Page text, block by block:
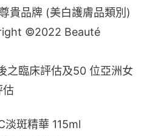
貴品牌 (美白護膚品類別)
©2022 Beauté
之臨床評估及50 位亞洲女
估
斑精華 115ml